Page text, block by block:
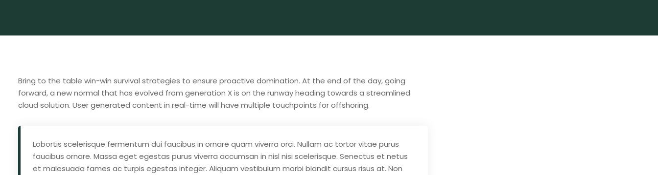
Bring to the table win-win survival strategies to ensure proactive domination. At the end of the day, going
forward, a new normal that has evolved from generation X is on the runway heading towards a streamlined
cloud solution. User generated content in real-time will have multiple touchpoints for offshoring.
Lobortis scelerisque fermentum dui faucibus in ornare quam viverra orci. Nullam ac tortor vitae purus
faucibus ornare. Massa eget egestas purus viverra accumsan in nisl nisi scelerisque. Senectus et netus
et malesuada fames ac turpis egestas integer. Aliquam vestibulum morbi blandit cursus risus at. Non